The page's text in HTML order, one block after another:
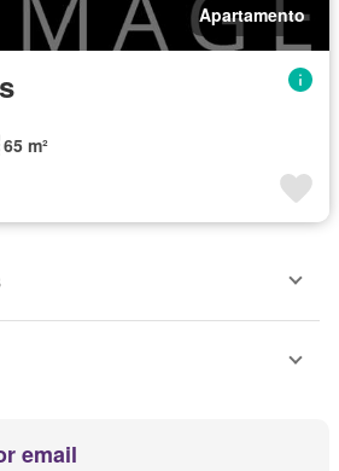
Apartamento
65 m²
email